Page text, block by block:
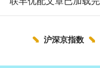
沪深京指数